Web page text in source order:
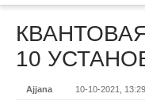
10
Ajjana 10-10-2021, 13:29